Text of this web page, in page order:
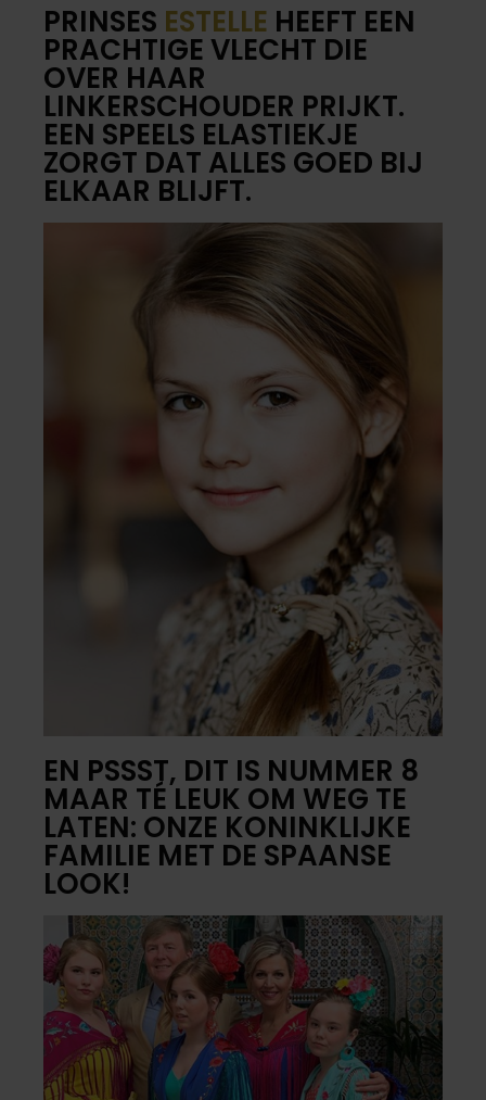
PRINSES ESTELLE HEEFT EEN
PRACHTIGE VLECHT DIE
OVER HAAR
LINKERSCHOUDER PRIJKT.
EEN SPEELS ELASTIEKJE
ZORGT DAT ALLES GOED BIJ
ELKAAR BLIJFT.
EN PSSST, DIT IS NUMMER 8
MAAR TÉ LEUK OM WEG TE
LATEN: ONZE KONINKLIJKE
FAMILIE MET DE SPAANSE
LOOK!